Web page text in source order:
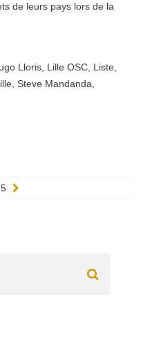
de leurs pays lors de la
Lloris Lille OSC Liste
Steve Mandanda
5